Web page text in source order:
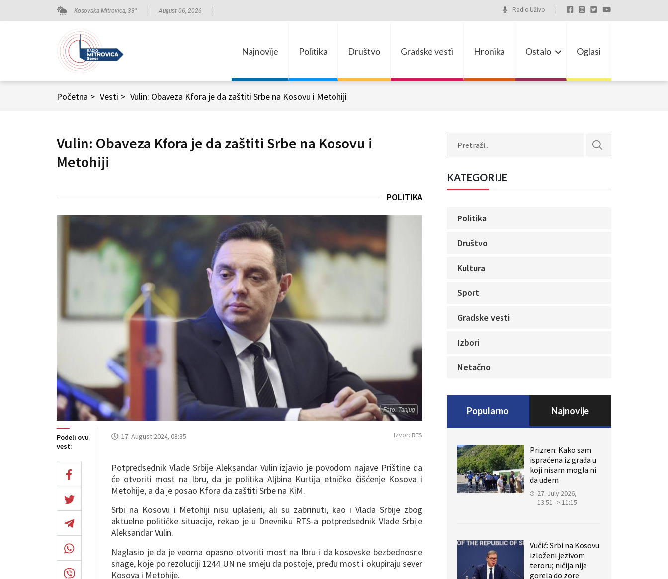
Kosovska Mitrovica, 33° August 06, 2026 Radio Uživo
Najnovije Politika Društvo Gradske vesti Hronika Ostalo Oglasi
Početna > Vesti > Vulin: Obaveza Kfora je da zaštiti Srbe na Kosovu i Metohiji
Vulin: Obaveza Kfora je da zaštiti Srbe na Kosovu i
Metohiji
POLITIKA
Foto: Tanjug
Podeli ovu
vest:
17. August 2024, 08:35 Izvor: RTS
Potpredsednik Vlade Srbije Aleksandar Vulin izjavio je povodom najave Prištine da
će otvoriti most na Ibru, da je politika Aljbina Kurtija etničko čišćenje Kosova i
Metohije, a da je posao Kfora da zaštiti Srbe na KiM.
Srbi na Kosovu i Metohiji nisu uplašeni, ali su zabrinuti, kao i Vlada Srbije zbog
aktuelne političke situacije, rekao je u Dnevniku RTS-a potpredsednik Vlade Srbije
Aleksandar Vulin.
Naglasio je da je veoma opasno otvoriti most na Ibru i da kosovske bezbednosne
snage, koje po rezoluciji 1244 UN ne smeju da postoje, pređu most i okupiraju sever
Kosova i Metohije.
KATEGORIJE
Politika
Društvo
Kultura
Sport
Gradske vesti
Izbori
Netačno
Popularno Najnovije
Prizren: Kako sam
ispraćena iz grada u
koji nisam mogla ni
da uđem
27. July 2026,
13:51 -> 11:15
Vučić: Srbi na Kosovu
izloženi jezivom
teroru; ničija nije
gorela do zore